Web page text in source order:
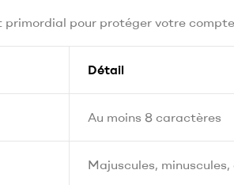
pour protéger votre
Détail
Au moins 8 caractères
Majuscules,